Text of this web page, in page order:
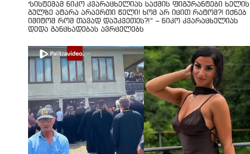
"სისტემამ ნიკო კვარაცხელიას საქმის ფიგურანტები ხელის
გულზე ატარა არაერთი წელი! ხომ არ იცით რატომ?! იქნებ
იმიტომ რომ თავად დაუკვეთეს?!“ – ნიკო კვარაცხელიას
დედა განცხადებას ავრცელებს